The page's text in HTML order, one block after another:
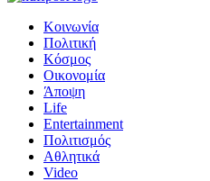
Κοινωνία
Πολιτική
Κόσμος
Οικονομία
Άποψη
Life
Entertainment
Πολιτισμός
Αθλητικά
Video